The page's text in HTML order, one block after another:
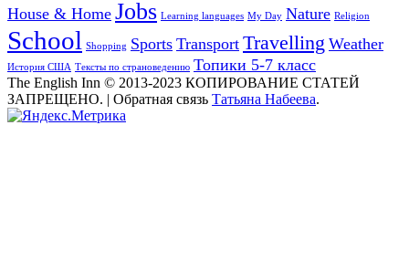
House & Home Jobs Learning languages My Day Nature Religion
School Shopping Sports Transport Travelling Weather
История США Тексты по страноведению Топики 5-7 класс
The English Inn © 2013-2023 КОПИРОВАНИЕ СТАТЕЙ
ЗАПРЕЩЕНО. | Обратная связь Татьяна Набеева.